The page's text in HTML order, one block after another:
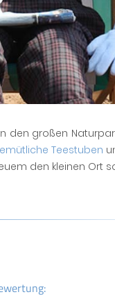
den großen
Teestuben
den kleinen Ort